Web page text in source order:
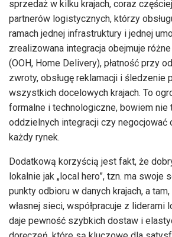
sprzedaż w kilku krajach, coraz
partnerów logistycznych, którzy
ramach jednej infrastruktury i jednej
zrealizowana integracja obejmuje
(OOH, Home Delivery), płatność przy
zwroty, obsługę reklamacji i śledzenie
wszystkich docelowych krajach. To
formalne i technologiczne, bowiem nie
oddzielnych integracji czy negocjować
każdy rynek.
Dodatkową korzyścią jest fakt, że
lokalnie jak „local hero”, tzn. ma swoje
punkty odbioru w danych krajach, a
własnej sieci, współpracuje z liderami
daje pewność szybkich dostaw i